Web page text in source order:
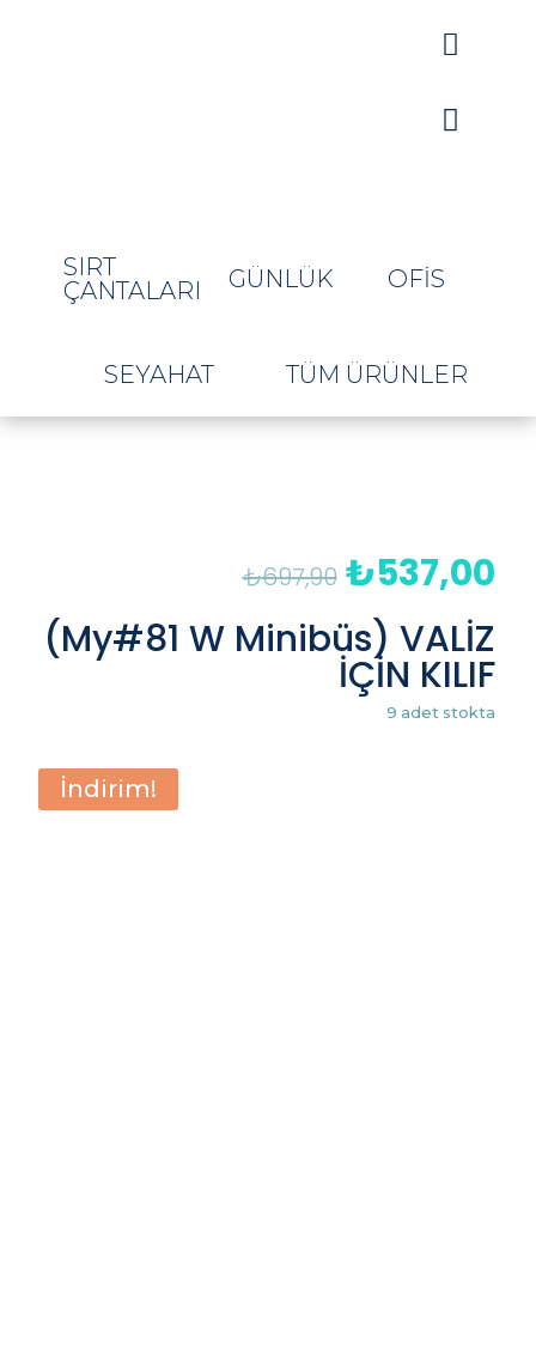


SIRT
ÇANTALARI
GÜNLÜK OFIS
SEYAHAT TÜM ÜRÜNLER
₺697,90 Orijinal
fiyat:
₺697,90.
₺537,00Şu
(My#81 W Minibüs) VALİZ
İÇİN KILIF
9 adet stokta
İndirim!